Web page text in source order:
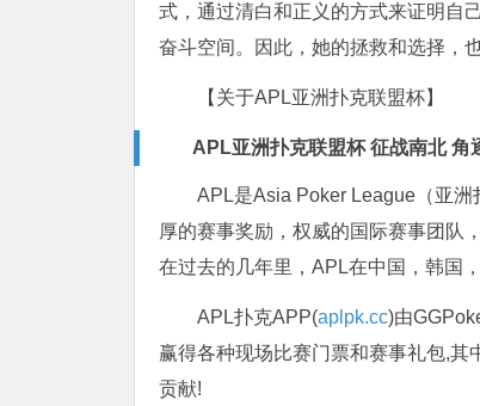
式，通过清白和正义的方式来证明自
奋斗空间。因此，她的拯救和选择，
【关于APL亚洲扑克联盟杯】
APL亚洲扑克联盟杯 征战南北 角
APL是Asia Poker League（亚
厚的赛事奖励，权威的国际赛事团队
在过去的几年里，APL在中国，韩国
APL扑克APP(aplpk.cc)由
赢得各种现场比赛门票和赛事礼包,其
贡献!